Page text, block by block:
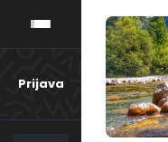
Prijava